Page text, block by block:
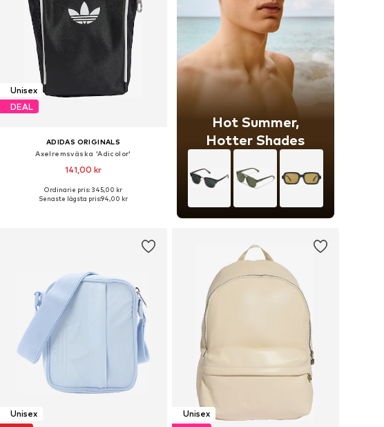
Unisex
DEAL
ADIDAS ORIGINALS
Axelremsväska 'Adicolor'
141,00 kr
Tillgängliga storlekar: One Size
Ordinarie pris: 345,00 kr
Senaste lägsta pris:94,00 kr
Hot Summer,
Hotter Shades
Unisex
Unisex